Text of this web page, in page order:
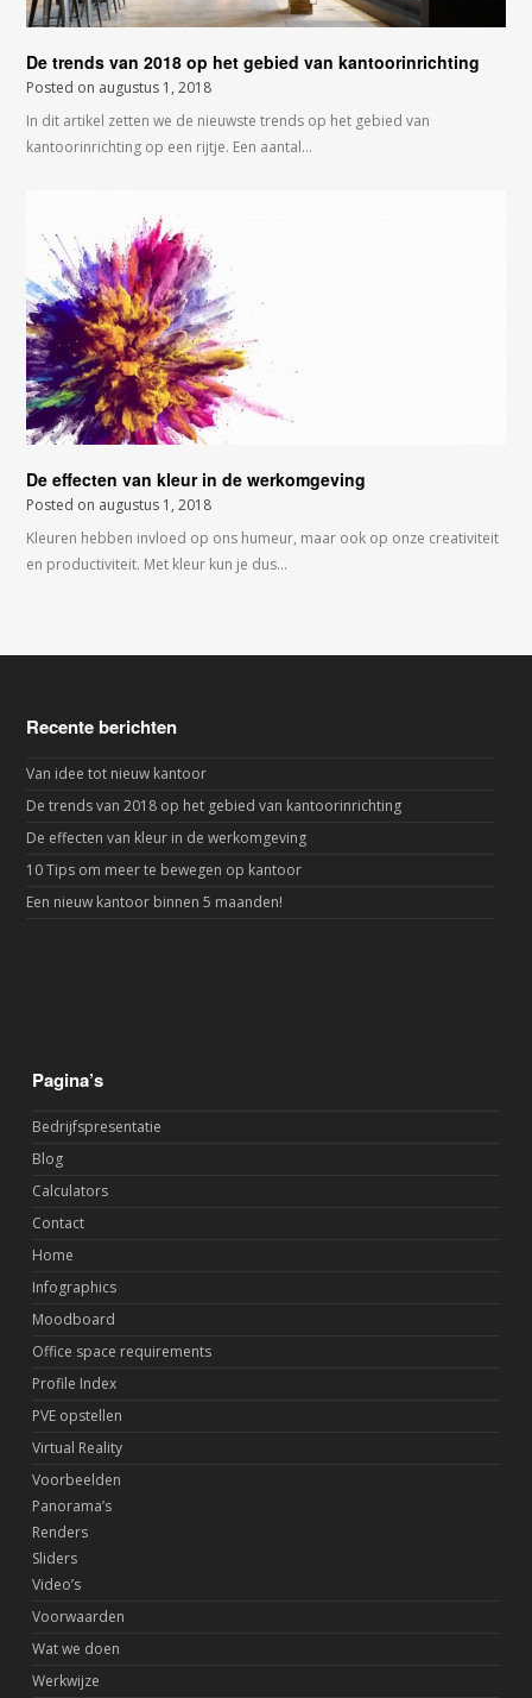
De trends van 2018 op het gebied van kantoorinrichting
Posted on augustus 1, 2018
In dit artikel zetten we de nieuwste trends op het gebied van
kantoorinrichting op een rijtje. Een aantal…
De effecten van kleur in de werkomgeving
Posted on augustus 1, 2018
Kleuren hebben invloed op ons humeur, maar ook op onze creativiteit
en productiviteit. Met kleur kun je dus…
Recente berichten
Van idee tot nieuw kantoor
De trends van 2018 op het gebied van kantoorinrichting
De effecten van kleur in de werkomgeving
10 Tips om meer te bewegen op kantoor
Een nieuw kantoor binnen 5 maanden!
Pagina’s
Bedrijfspresentatie
Blog
Calculators
Contact
Home
Infographics
Moodboard
Office space requirements
Profile Index
PVE opstellen
Virtual Reality
Voorbeelden
Panorama’s
Renders
Sliders
Video’s
Voorwaarden
Wat we doen
Werkwijze